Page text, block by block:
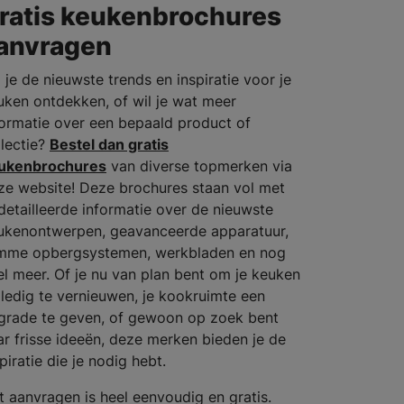
keukenbrochures
je de nieuwste trends en inspiratie voor je
ontdekken, of wil je wat meer
over een bepaald product of
Bestel dan gratis
van diverse topmerken via
website! Deze brochures staan vol met
informatie over de nieuwste
geavanceerde apparatuur,
opbergsystemen, werkbladen en nog
meer. Of je nu van plan bent om je keuken
te vernieuwen, je kookruimte een
te geven, of gewoon op zoek bent
frisse ideeën, deze merken bieden je de
die je nodig hebt.
aanvragen is heel eenvoudig en gratis.